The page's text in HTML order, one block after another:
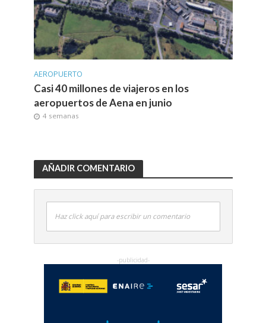
AEROPUERTO
Casi 40 millones de viajeros en los
aeropuertos de Aena en junio
4 semanas
AÑADIR COMENTARIO
Haz click aquí para escribir un comentario